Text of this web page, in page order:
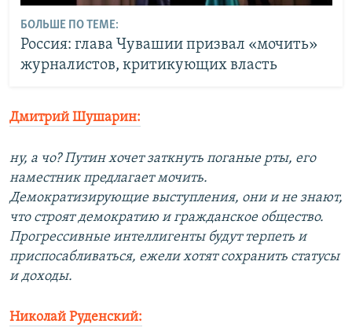
БОЛЬШЕ ПО ТЕМЕ:
Россия: глава Чувашии призвал «мочить»
журналистов, критикующих власть
Дмитрий Шушарин:
ну, а чо? Путин хочет заткнуть поганые рты, его
наместник предлагает мочить.
Демократизирующие выступления, они и не знают,
что строят демократию и гражданское общество.
Прогрессивные интеллигенты будут терпеть и
приспосабливаться, ежели хотят сохранить статусы
и доходы.
Николай Руденский: